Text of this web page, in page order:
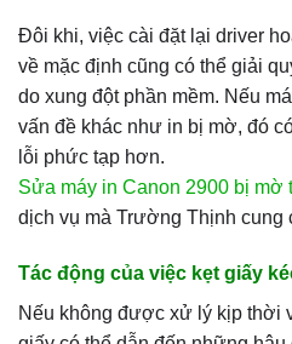
Đôi khi, việc cài đặt lại driver
về mặc định cũng có thể giải
do xung đột phần mềm. Nếu
vấn đề khác như in bị mờ, đó
lỗi phức tạp hơn.
Sửa máy in Canon 2900 bị mờ
dịch vụ mà Trường Thịnh cung
Tác động của việc kẹt giấy
Nếu không được xử lý kịp thời